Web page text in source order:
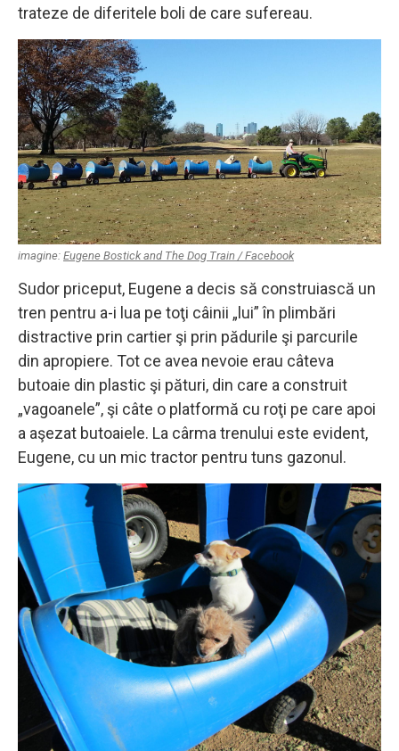
trateze de diferitele boli de care sufereau.
imagine: Eugene Bostick and The Dog Train / Facebook
Sudor priceput, Eugene a decis să construiască un
tren pentru a-i lua pe toţi câinii „lui” în plimbări
distractive prin cartier şi prin pădurile şi parcurile
din apropiere. Tot ce avea nevoie erau câteva
butoaie din plastic şi pături, din care a construit
„vagoanele”, şi câte o platformă cu roţi pe care apoi
a aşezat butoaiele. La cârma trenului este evident,
Eugene, cu un mic tractor pentru tuns gazonul.